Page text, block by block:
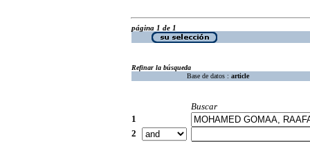
página 1 de 1
Refinar la búsqueda
Base de datos : article
Buscar
1
2